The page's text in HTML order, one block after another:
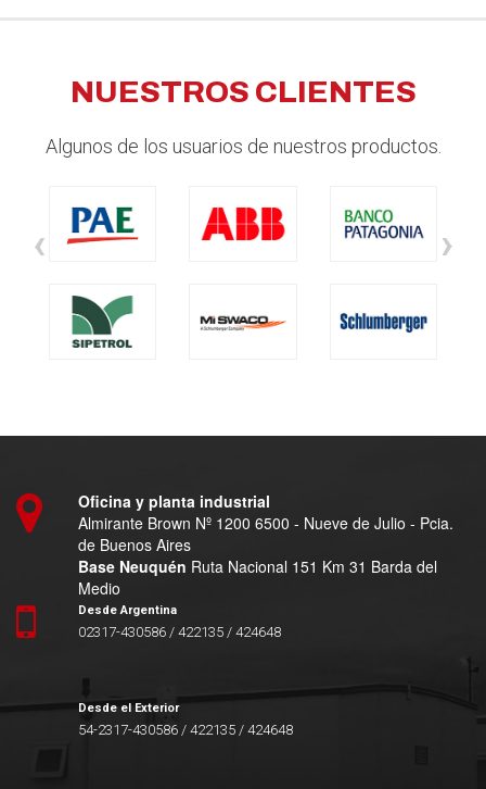
NUESTROS CLIENTES
Algunos de los usuarios de nuestros productos.
‹ ›
Oficina y planta industrial
Almirante Brown Nº 1200 6500 - Nueve de Julio - Pcia.
de Buenos Aires
Base Neuquén Ruta Nacional 151 Km 31 Barda del
Medio
Desde Argentina
02317-430586 / 422135 / 424648
Desde el Exterior
54-2317-430586 / 422135 / 424648